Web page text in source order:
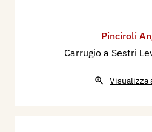
Pinciroli
Carrugio a Sestri
Visualizza